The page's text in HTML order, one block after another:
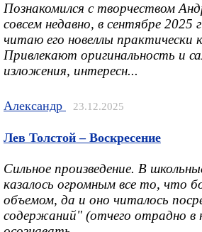
Познакомился с творчеством
совсем недавно, в сентябре 2025
читаю его новеллы практически
Привлекают оригинальность и
изложения, интересн...
Александр 23.12.2025
Лев Толстой – Воскресение
Сильное произведение. В
казалось огромным все то, что
объемом, да и оно читалось
содержаний" (отчего отрадно в